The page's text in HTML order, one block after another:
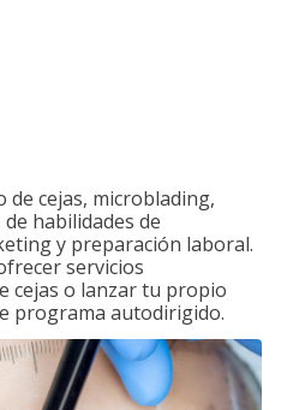
de cejas, microblading,
habilidades de
y preparación laboral.
servicios
cejas o lanzar tu propio
programa autodirigido.